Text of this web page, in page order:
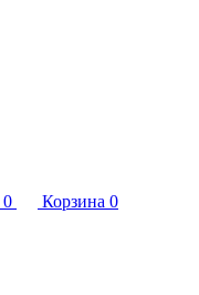
0 Корзина 0